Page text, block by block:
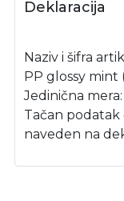
Deklaracija
Naziv i šifra
PP glossy mint
Jedinična mera:
Tačan
naveden na